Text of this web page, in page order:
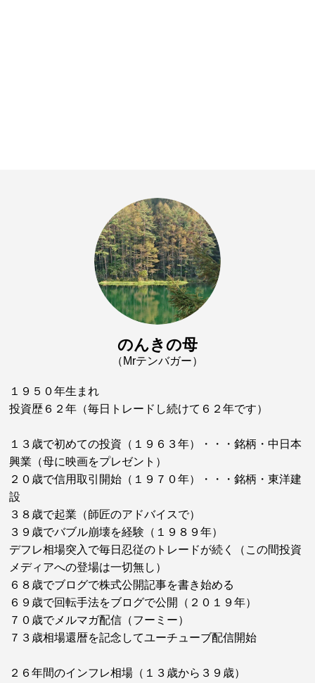
のんきの母
（Mrテンバガー）
１９５０年生まれ
投資歴６２年（毎日トレードし続けて６２年です）
１３歳で初めての投資（１９６３年）・・・銘柄・中日本
興業（母に映画をプレゼント）
２０歳で信用取引開始（１９７０年）・・・銘柄・東洋建
設
３８歳で起業（師匠のアドバイスで）
３９歳でバブル崩壊を経験（１９８９年）
デフレ相場突入で毎日忍従のトレードが続く（この間投資
メディアへの登場は一切無し）
６８歳でブログで株式公開記事を書き始める
６９歳で回転手法をブログで公開（２０１９年）
７０歳でメルマガ配信（フーミー）
７３歳相場還暦を記念してユーチューブ配信開始
２６年間のインフレ相場（１３歳から３９歳）